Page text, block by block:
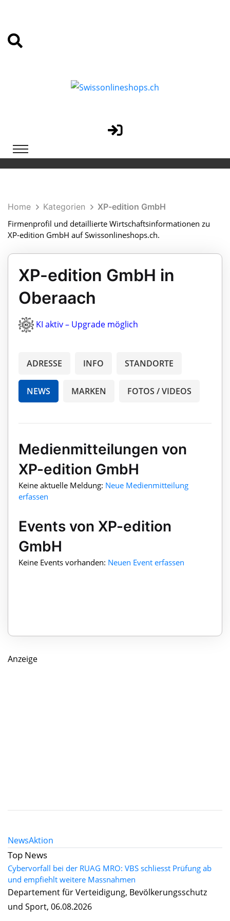
Home Kategorien
XP-edition GmbH
Firmenprofil und detaillierte Wirtschaftsinformationen zu
XP-edition GmbH auf Swissonlineshops.ch.
XP-edition GmbH in
Oberaach
KI aktiv – Upgrade möglich
ADRESSE INFO STANDORTE
NEWS MARKEN FOTOS / VIDEOS
Medienmitteilungen von
XP-edition GmbH
Keine aktuelle Meldung: Neue Medienmitteilung
erfassen
Events von XP-edition
GmbH
Keine Events vorhanden: Neuen Event erfassen
Anzeige
NewsAktion
Top News
Cybervorfall bei der RUAG MRO: VBS schliesst Prüfung ab
und empfiehlt weitere Massnahmen
Departement für Verteidigung, Bevölkerungsschutz
und Sport, 06.08.2026